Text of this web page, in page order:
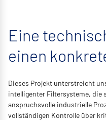
Eine
einen
Dieses Projekt unterstreicht
intelligenter Filtersysteme, die
anspruchsvolle industrielle
vollständigen Kontrolle über